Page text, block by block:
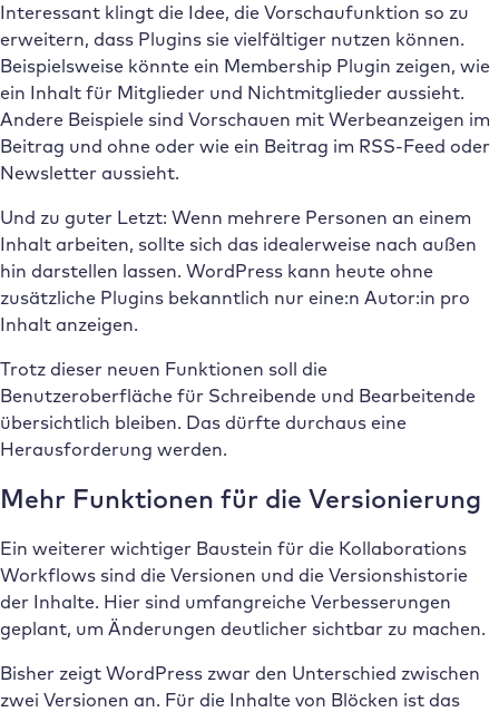
Interessant klingt die Idee, die Vorschaufunktion so zu
erweitern, dass Plugins sie vielfältiger nutzen können.
Beispielsweise könnte ein Membership Plugin zeigen, wie
ein Inhalt für Mitglieder und Nichtmitglieder aussieht.
Andere Beispiele sind Vorschauen mit Werbeanzeigen im
Beitrag und ohne oder wie ein Beitrag im RSS-Feed oder
Newsletter aussieht.
Und zu guter Letzt: Wenn mehrere Personen an einem
Inhalt arbeiten, sollte sich das idealerweise nach außen
hin darstellen lassen. WordPress kann heute ohne
zusätzliche Plugins bekanntlich nur eine:n Autor:in pro
Inhalt anzeigen.
Trotz dieser neuen Funktionen soll die
Benutzeroberfläche für Schreibende und Bearbeitende
übersichtlich bleiben. Das dürfte durchaus eine
Herausforderung werden.
Mehr Funktionen für die Versionierung
Ein weiterer wichtiger Baustein für die Kollaborations
Workflows sind die Versionen und die Versionshistorie
der Inhalte. Hier sind umfangreiche Verbesserungen
geplant, um Änderungen deutlicher sichtbar zu machen.
Bisher zeigt WordPress zwar den Unterschied zwischen
zwei Versionen an. Für die Inhalte von Blöcken ist das